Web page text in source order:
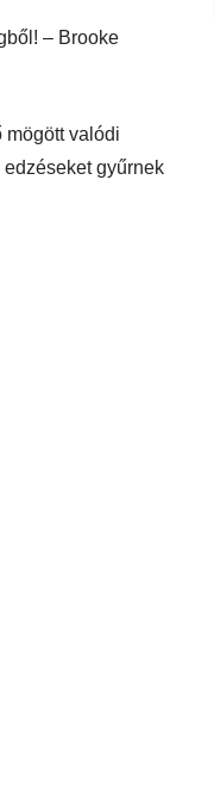
– Brooke
mögött valódi
gyűrnek